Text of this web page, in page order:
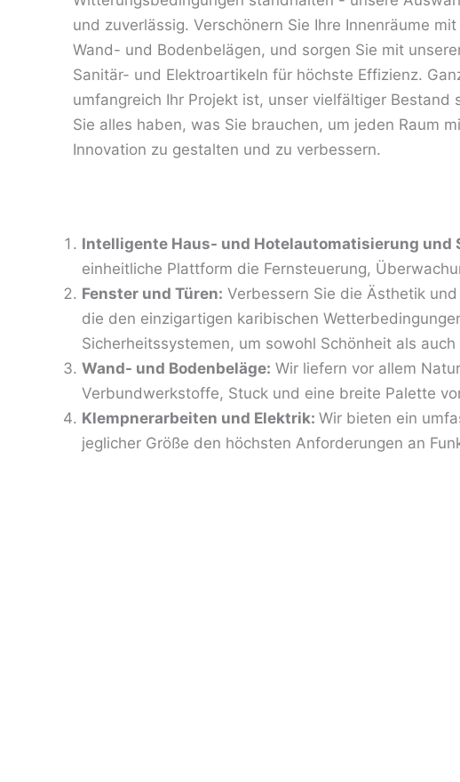
und zuverlässig. Verschönern Sie Ihre Innenräume
Wand- und Bodenbelägen, und sorgen Sie mit
Sanitär- und Elektroartikeln für höchste Effizienz.
umfangreich Ihr Projekt ist, unser vielfältiger Bestand
Sie alles haben, was Sie brauchen, um jeden Raum
Innovation zu gestalten und zu verbessern.
Intelligente Haus- und Hotelautomatisierung und
einheitliche Plattform die Fernsteuerung,
Fenster und Türen: Verbessern Sie die Ästhetik
die den einzigartigen karibischen
Sicherheitssystemen, um sowohl Schönheit als
Wand- und Bodenbeläge: Wir liefern vor allem
Verbundwerkstoffe, Stuck und eine breite Palette
Klempnerarbeiten und Elektrik: Wir bieten ein
jeglicher Größe den höchsten Anforderungen an